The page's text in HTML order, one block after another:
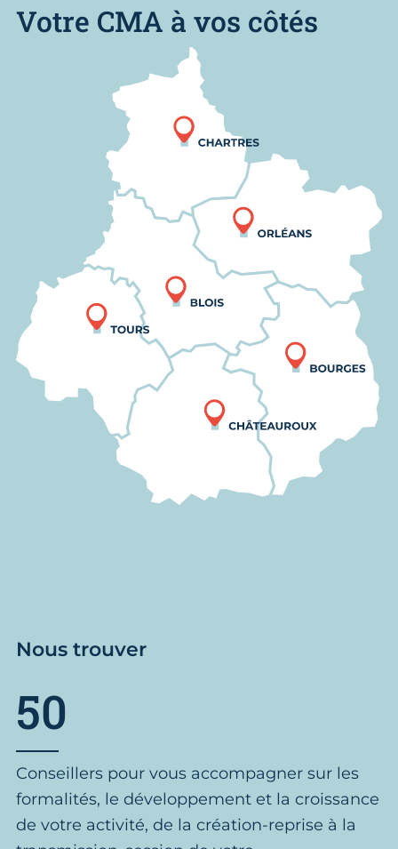
Votre CMA à vos côtés
Nous trouver
50
Conseillers pour vous accompagner sur les
formalités, le développement et la croissance
de votre activité, de la création-reprise à la